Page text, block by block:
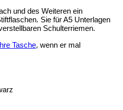
und des Weiteren ein
Sie für A5 Unterlagen
Schulterriemen.
Tasche, wenn er mal